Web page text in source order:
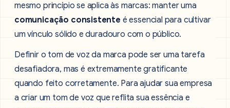
mesmo princípio se aplica às marcas: manter uma
comunicação consistente é essencial para cultivar
um vínculo sólido e duradouro com o público.
Definir o tom de voz da marca pode ser uma tarefa
desafiadora, mas é extremamente gratificante
quando feito corretamente. Para ajudar sua empresa
a criar um tom de voz que reflita sua essência e